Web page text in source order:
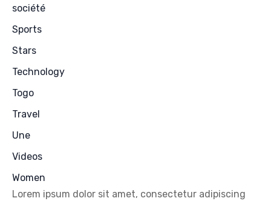
société
Sports
Stars
Technology
Togo
Travel
Une
Videos
Women
Lorem ipsum dolor sit amet, consectetur adipiscing